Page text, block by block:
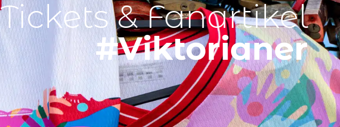
Tickets & Fanartikel
#Viktorianer